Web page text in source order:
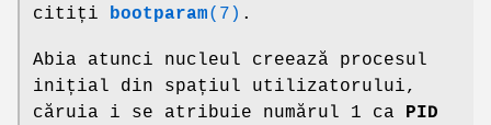
citiți bootparam(7) .
Abia atunci nucleul creează procesul
inițial din spațiul utilizatorului,
căruia i se atribuie numărul 1 ca PID